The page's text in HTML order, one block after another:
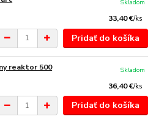
33,40 €/ks
Skladom
Pridať do košíka
reaktor 500
36,40 €/ks
Skladom
Pridať do košíka